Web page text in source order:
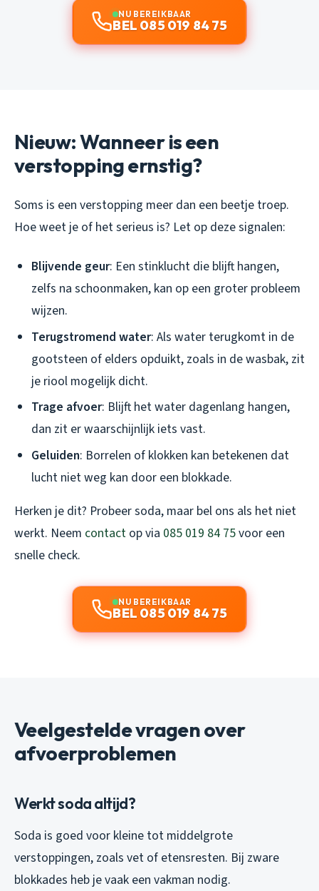
NU BEREIKBAAR
BEL 085 019 84 75
Nieuw: Wanneer is een
verstopping ernstig?
Soms is een verstopping meer dan een beetje troep.
Hoe weet je of het serieus is? Let op deze signalen:
Blijvende geur: Een stinklucht die blijft hangen,
zelfs na schoonmaken, kan op een groter probleem
wijzen.
Terugstromend water: Als water terugkomt in de
gootsteen of elders opduikt, zoals in de wasbak, zit
je riool mogelijk dicht.
Trage afvoer: Blijft het water dagenlang hangen,
dan zit er waarschijnlijk iets vast.
Geluiden: Borrelen of klokken kan betekenen dat
lucht niet weg kan door een blokkade.
Herken je dit? Probeer soda, maar bel ons als het niet
werkt. Neem contact op via 085 019 84 75voor een
snelle check.
NU BEREIKBAAR
BEL 085 019 84 75
Veelgestelde vragen over
afvoerproblemen
Werkt soda altijd?
Soda is goed voor kleine tot middelgrote
verstoppingen, zoals vet of etensresten. Bij zware
blokkades heb je vaak een vakman nodig.